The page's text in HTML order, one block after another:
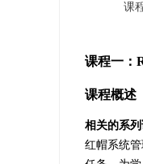
课
课程一：
课程概述
相关的系
红帽系统